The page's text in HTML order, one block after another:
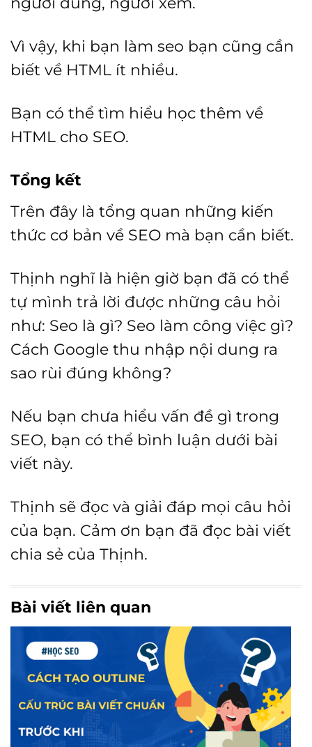
Vì vậy, khi bạn làm seo bạn cũng cần
biết về HTML ít nhiều.
Bạn có thể tìm hiểu học thêm về
HTML cho SEO.
Tổng kết
Trên đây là tổng quan những kiến
thức cơ bản về SEO mà bạn cần biết.
Thịnh nghĩ là hiện giờ bạn đã có thể
tự mình trả lời được những câu hỏi
như: Seo là gì? Seo làm công việc gì?
Cách Google thu nhập nội dung ra
sao rùi đúng không?
Nếu bạn chưa hiểu vấn đề gì trong
SEO, bạn có thể bình luận dưới bài
viết này.
Thịnh sẽ đọc và giải đáp mọi câu hỏi
của bạn. Cảm ơn bạn đã đọc bài viết
chia sẻ của Thịnh.
Bài viết liên quan